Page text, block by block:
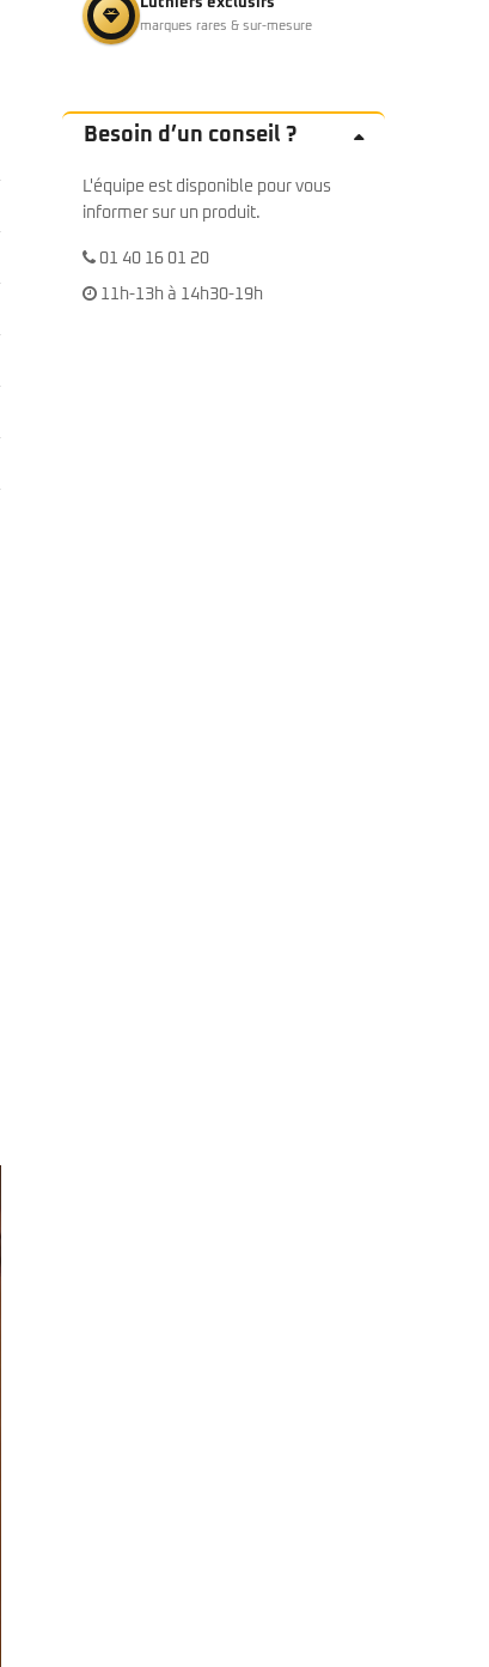
marques rares & sur-mesure
Besoin d’un conseil ?
L'équipe est disponible pour vous
informer sur un produit.
01 40 16 01 20
11h-13h à 14h30-19h